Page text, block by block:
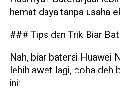
hemat daya tanpa usaha
### Tips dan Trik Biar
Nah, biar baterai Huawei
lebih awet lagi, coba deh
ini: